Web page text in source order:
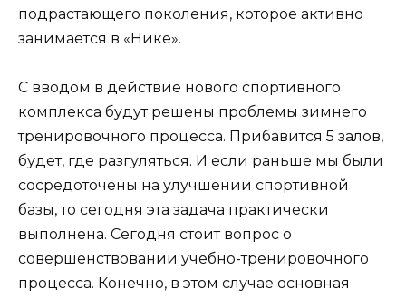
подрастающего поколения, которое активно
занимается в «Нике».
С вводом в действие нового спортивного
комплекса будут решены проблемы зимнего
тренировочного процесса. Прибавится 5 залов,
будет, где разгуляться. И если раньше мы были
сосредоточены на улучшении спортивной
базы, то сегодня эта задача практически
выполнена. Сегодня стоит вопрос о
совершенствовании учебно-тренировочного
процесса. Конечно, в этом случае основная